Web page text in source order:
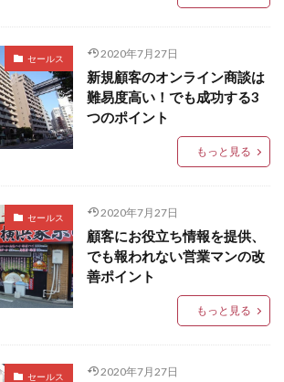
セールス 2020年7月27日
新規顧客のオンライン商談は
難易度高い！でも成功する3
つのポイント
もっと見る
セールス 2020年7月27日
顧客にお役立ち情報を提供、
でも報われない営業マンの改
善ポイント
もっと見る
セールス 2020年7月27日